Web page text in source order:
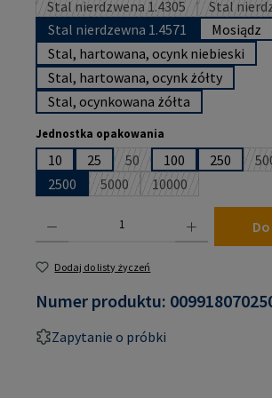
Stal nierdzwena 1.4305
(Ta opcja jest obecnie
Stal
Stal nierdzewna 1.4571 Mosiądz
Stal, hartowana, ocynk niebieski
Stal, hartowana, ocynk żółty
Stal, ocynkowana żółta
Wybierz
Jednostka opakowania
10 25 50(Ta opcja jest obecnie
100 250
2500 5000(Ta opcja jest obecnie
10000(Ta opcja jest
Dodaj do listy życzeń
Numer produktu:
Zapytanie o próbki